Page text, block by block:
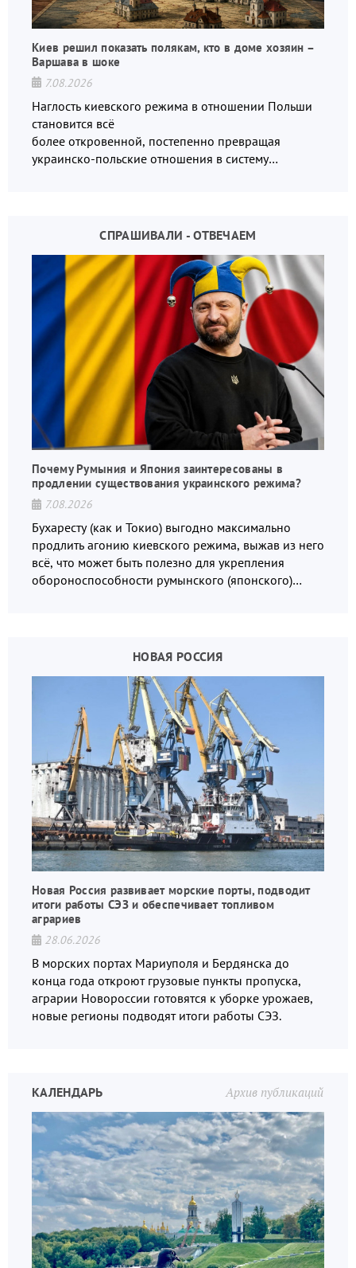
Киев решил показать полякам, кто в доме хозяин –
Варшава в шоке
7.08.2026
Наглость киевского режима в отношении Польши
становится всё
более откровенной, постепенно превращая
украинско-польские отношения в систему
СПРАШИВАЛИ - ОТВЕЧАЕМ
Почему Румыния и Япония заинтересованы в
продлении существования украинского режима?
7.08.2026
Бухаресту (как и Токио) выгодно максимально
продлить агонию киевского режима, выжав из него
всё, что может быть полезно для укрепления
обороноспособности румынского (японского)
НОВАЯ РОССИЯ
Новая Россия развивает морские порты, подводит
итоги работы СЭЗ и обеспечивает топливом
аграриев
28.06.2026
В морских портах Мариуполя и Бердянска до
конца года откроют грузовые пункты пропуска,
аграрии Новороссии готовятся к уборке урожаев,
новые регионы подводят итоги работы СЭЗ.
Архив публикаций
КАЛЕНДАРЬ